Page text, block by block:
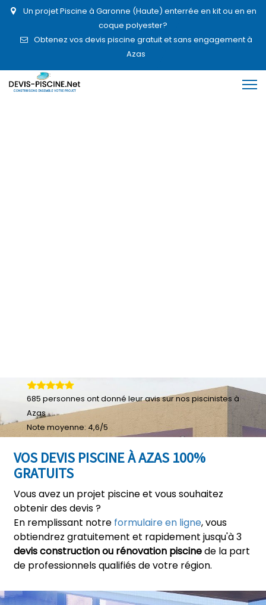
Un projet Piscine à Garonne (Haute) enterrée en kit ou en en
coque polyester?
Obtenez vos devis piscine gratuit et sans engagement à
Azas
VOS DEVIS PISCINE À AZAS 100%
GRATUITS
Vous avez un projet piscine et vous souhaitez
obtenir des devis ?
En remplissant notre formulaire en ligne, vous
obtiendrez gratuitement et rapidement jusqu'à 3
devis construction ou rénovation piscinede la part
de professionnels qualifiés de votre région.
685 personnes ont donné leuravis sur nos piscinistes à
Azas
Note moyenne: 4,6/5